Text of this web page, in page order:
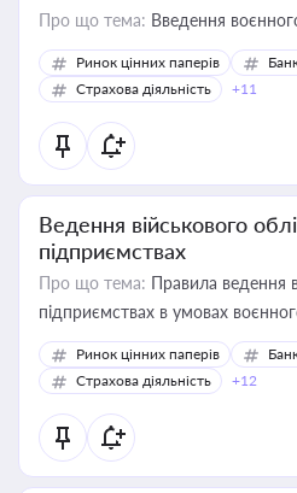
Про що тема: Введення
Ринок цінних паперів
Страхова діяльність
+11
Ведення військового
підприємствах
Про що тема: Правила ведення
підприємствах в умовах
Ринок цінних паперів
Страхова діяльність
+12